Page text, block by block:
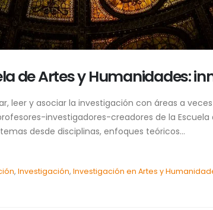
de Artes y Humanidades:
leer y asociar la investigación con áreas a
investigadores-creadores de la Escuela
desde disciplinas, enfoques teóricos...
, Investigación, Investigación en Artes y